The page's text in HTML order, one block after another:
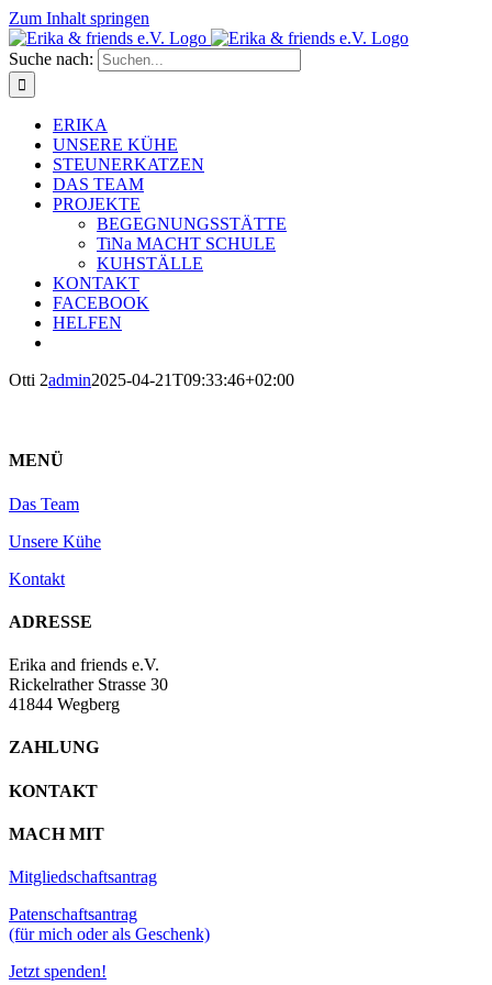
Zum Inhalt springen
Suche nach:
ERIKA
UNSERE KÜHE
STEUNERKATZEN
DAS TEAM
PROJEKTE
BEGEGNUNGSSTÄTTE
TiNa MACHT SCHULE
KUHSTÄLLE
KONTAKT
FACEBOOK
HELFEN
Otti 2admin2025-04-21T09:33:46+02:00
MENÜ
Das Team
Unsere Kühe
Kontakt
ADRESSE
Erika and friends e.V.
Rickelrather Strasse 30
41844 Wegberg
ZAHLUNG
KONTAKT
MACH MIT
Mitgliedschaftsantrag
Patenschaftsantrag
(für mich oder als Geschenk)
Jetzt spenden!